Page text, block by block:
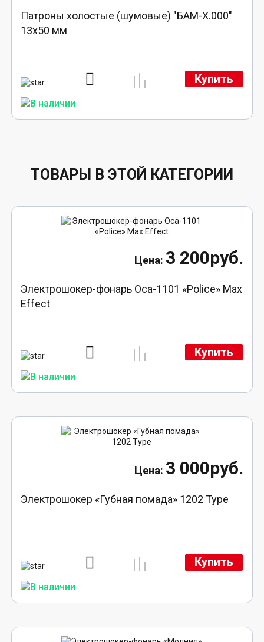
Патроны холостые (шумовые) "БАМ-Х.000"
13х50 мм
Купить
ТОВАРЫ В ЭТОЙ КАТЕГОРИИ
3 200руб.
Электрошокер-фонарь Оса-1101 «Police» Max
Effect
Купить
3 000руб.
Электрошокер «Губная помада» 1202 Type
Купить